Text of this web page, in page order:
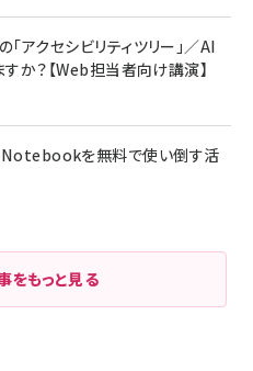
アクセシビリティツリー」／AI
か？【Web担当者向け講演】
Notebookを無料で使い倒す活
をもっと見る